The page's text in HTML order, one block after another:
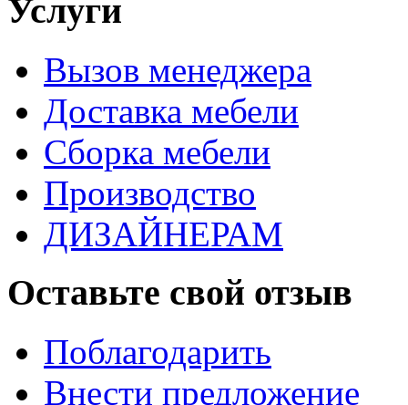
Услуги
Вызов менеджера
Доставка мебели
Сборка мебели
Производство
ДИЗАЙНЕРАМ
Оставьте свой отзыв
Поблагодарить
Внести предложение